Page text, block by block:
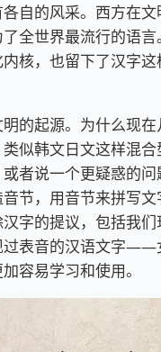
自的风采。西方在
全世界最流行的语
核，也留下了汉字
的起源。为什么现在
似韩文日文这样混
者说一个更疑惑的
节，用音节来拼写
字的提议，包括我
过表音的汉语文字——
容易学习和使用。